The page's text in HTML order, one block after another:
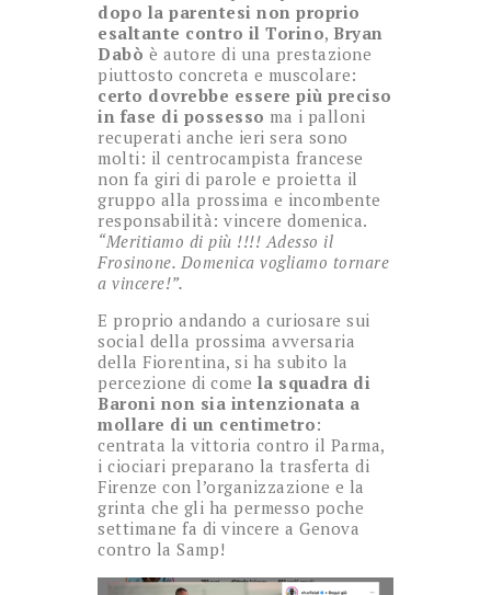
dopo la parentesi non proprio
esaltante contro il Torino, Bryan
Dabò è autore di una prestazione
piuttosto concreta e muscolare:
certo dovrebbe essere più preciso
in fase di possesso ma i palloni
recuperati anche ieri sera sono
molti: il centrocampista francese
non fa giri di parole e proietta il
gruppo alla prossima e incombente
responsabilità: vincere domenica.
“Meritiamo di più !!!! Adesso il
Frosinone. Domenica vogliamo tornare
a vincere!”.
E proprio andando a curiosare sui
social della prossima avversaria
della Fiorentina, si ha subito la
percezione di come la squadra di
Baroni non sia intenzionata a
mollare di un centimetro:
centrata la vittoria contro il Parma,
i ciociari preparano la trasferta di
Firenze con l’organizzazione e la
grinta che gli ha permesso poche
settimane fa di vincere a Genova
contro la Samp!